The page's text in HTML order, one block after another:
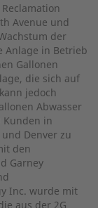
Avenue und
der
Anlage in Betrieb
Gallonen
die sich auf
jedoch
Abwasser
Kunden in
Denver zu
den
Garney
Inc. wurde mit
aus der 2G